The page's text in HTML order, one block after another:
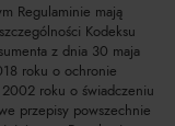
Regulaminie mają
Kodeksu
z dnia 30 maja
roku o ochronie
roku o świadczeniu
przepisy powszechnie